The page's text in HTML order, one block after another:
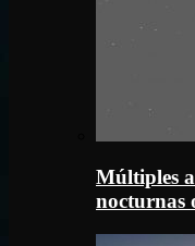
Múltiples
nocturnas